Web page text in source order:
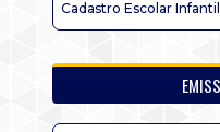
Cadastro Escolar